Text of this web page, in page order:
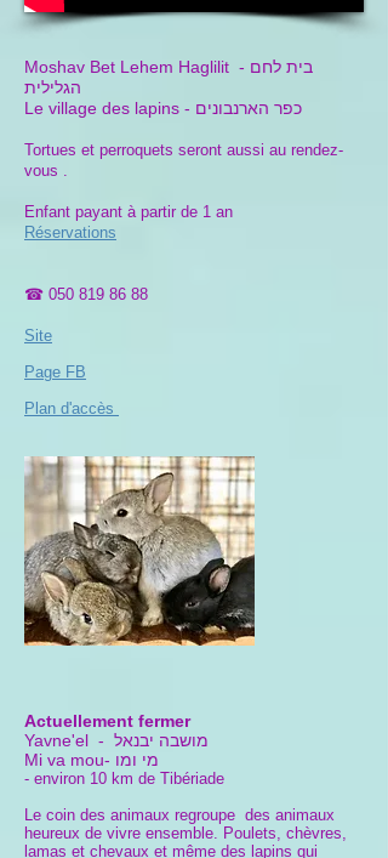
Moshav Bet Lehem Haglilit - בית לחם
הגלילית
Le village des lapins - כפר הארנבונים
Tortues et perroquets seront aussi au rendez-
vous .
Enfant payant à partir de 1 an
Réservations
☎ 050 819 86 88
Site
Page FB
Plan d'accès
Actuellement fermer
Yavne'el
Mi va mou- מי ומו
- environ 10 km de Tibériade
Le coin des animaux regroupe des animaux
heureux de vivre ensemble. Poulets, chèvres,
lamas et chevaux et même des lapins qui